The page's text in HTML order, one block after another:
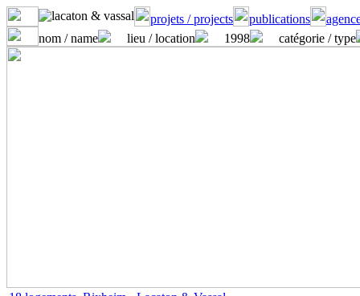
projets / projects publications
nom / name
lieu / location 1998 catégorie / type